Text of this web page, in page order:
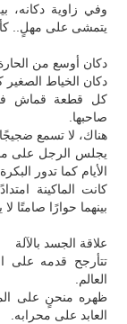
وفي زاوية دكانه،
يتمشى على مهلٍ..
دكان أوسع من
دكان الخياط الصغير
كل قطعة قماش
صاحبها.
هناك، لا تسمع
يجلس الرجل على
الأيام كما تدور البكرة.
كانت الماكينة
بينهما حوارًا صامتًا
علاقة الجسد بالآلة
تتأرجح قدمه على
العالم.
ظهره منحنٍ على
العابد على محرابه.